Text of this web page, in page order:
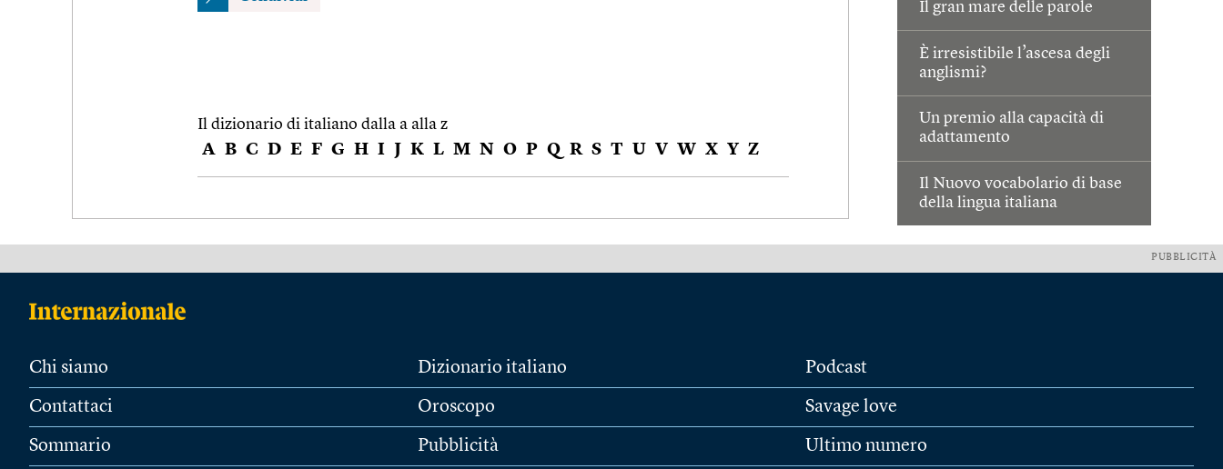
Il gran mare delle parole
È irresistibile l’ascesa degli
anglismi?
Un premio alla capacità di
adattamento
Il Nuovo vocabolario di base
della lingua italiana
Il dizionario di italiano dalla a alla z
A B C D E F G H I J K L M N O P Q R S T U V W X Y Z
PUBBLICITÀ
Chi siamo
Contattaci
Sommario
Dizionario italiano
Oroscopo
Pubblicità
Podcast
Savage love
Ultimo numero